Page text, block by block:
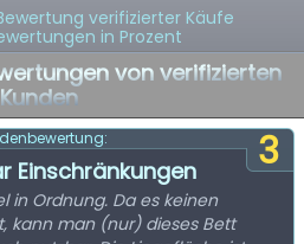
verifizierter Käufe
in Prozent
von verifizierten
Kunden
3
Einschränkungen
in Ordnung. Da es keinen
kann man (nur) dieses Bett